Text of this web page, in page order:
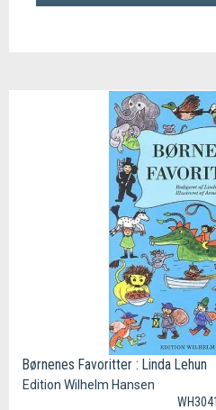
Børnenes Favoritter : Linda Lehun
Edition Wilhelm Hansen